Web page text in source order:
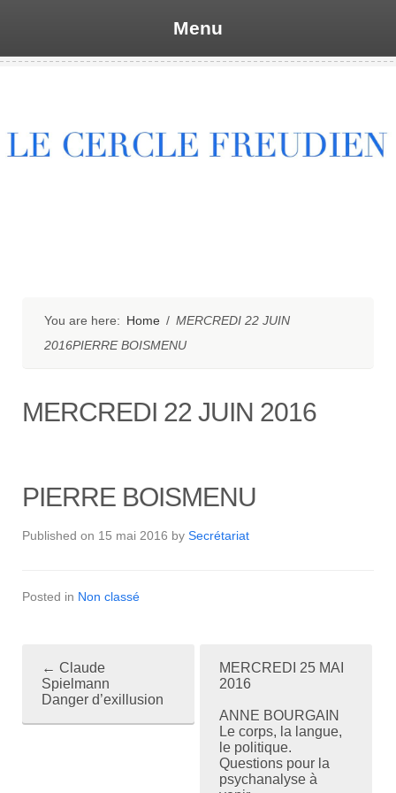
Menu
You are here: Home / MERCREDI 22 JUIN
2016PIERRE BOISMENU
MERCREDI 22 JUIN 2016
PIERRE BOISMENU
Published on 15 mai 2016 by Secrétariat
Posted in Non classé
← Claude
Spielmann
Danger d’exillusion
MERCREDI 25 MAI
2016
ANNE BOURGAIN
Le corps, la langue,
le politique.
Questions pour la
psychanalyse à